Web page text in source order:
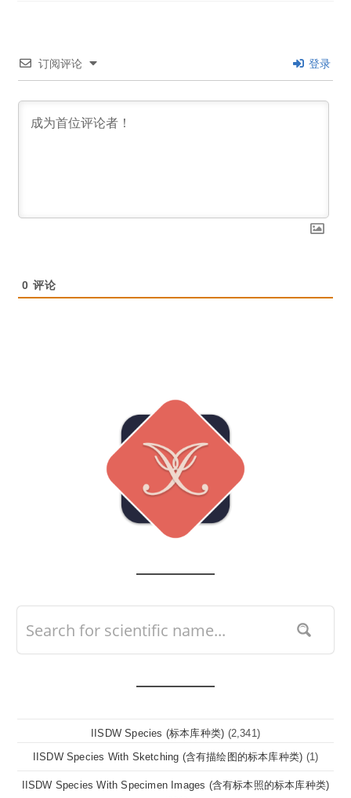
订阅评论 登录
0 评论
IISDW Species (标本库种类) (2,341)
IISDW Species With Sketching (含有描绘图的标本库种类) (1)
IISDW Species With Specimen Images (含有标本照的标本库种类)